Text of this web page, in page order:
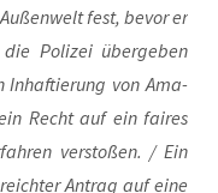
fest, bevor er
Poli­zei über­ge­ben
Inhaf­tie­rung von Ama­
Recht auf ein fai­res
ver­sto­ßen. / Ein
Antrag auf eine